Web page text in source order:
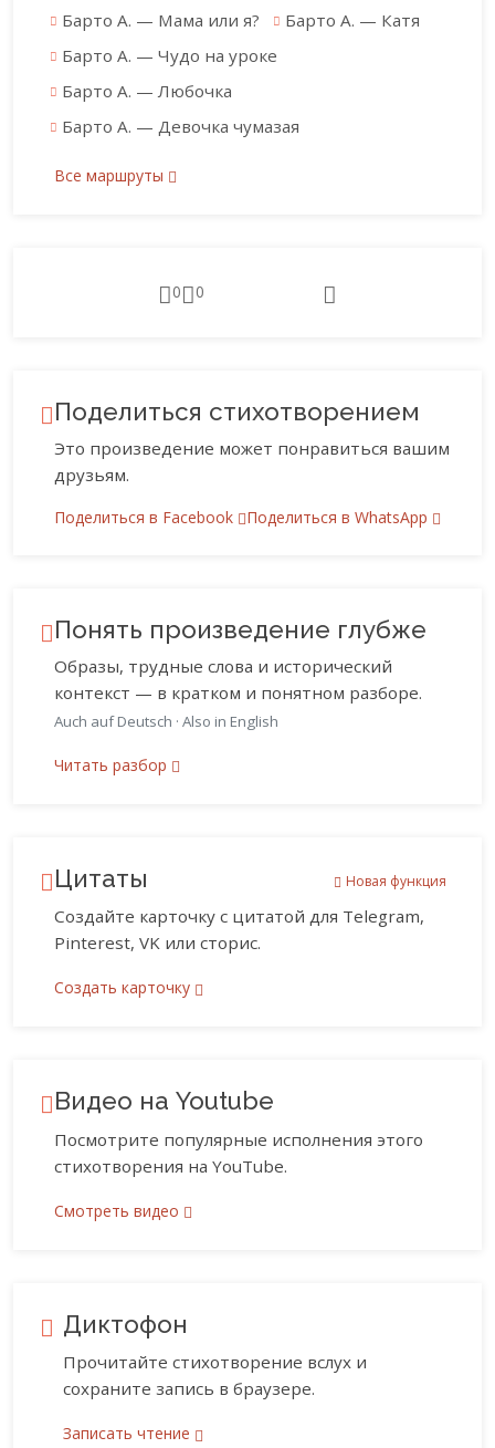
Барто А. — Мама или я?
Барто А. — Катя
Барто А. — Чудо на уроке
Барто А. — Любочка
Барто А. — Девочка чумазая
Все маршруты
0 0
Поделиться стихотворением
Это произведение может понравиться вашим
друзьям.
Поделиться в Facebook Поделиться в WhatsApp
Понять произведение глубже
Образы, трудные слова и исторический
контекст — в кратком и понятном разборе.
Auch auf Deutsch · Also in English
Читать разбор
Цитаты Новая функция
Создайте карточку с цитатой для Telegram,
Pinterest, VK или сторис.
Создать карточку
Видео на Youtube
Посмотрите популярные исполнения этого
стихотворения на YouTube.
Смотреть видео
Диктофон
Прочитайте стихотворение вслух и
сохраните запись в браузере.
Записать чтение